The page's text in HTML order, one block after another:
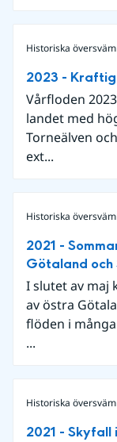
Historiska
2023 -
Vårfloden
landet med
Torneälven
ext...
Historiska
2021 -
Götaland och
I slutet av maj
av östra
flöden i
...
Historiska
2021 - Skyfall